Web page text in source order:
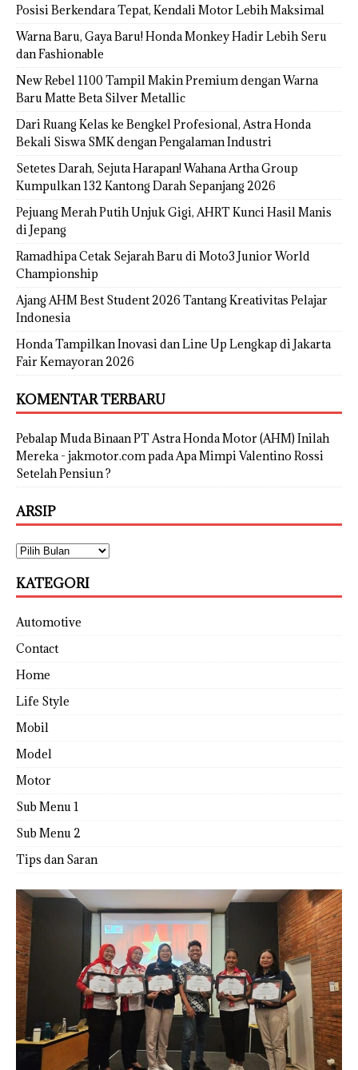
Posisi Berkendara Tepat, Kendali Motor Lebih Maksimal
Warna Baru, Gaya Baru! Honda Monkey Hadir Lebih Seru
dan Fashionable
New Rebel 1100 Tampil Makin Premium dengan Warna
Baru Matte Beta Silver Metallic
Dari Ruang Kelas ke Bengkel Profesional, Astra Honda
Bekali Siswa SMK dengan Pengalaman Industri
Setetes Darah, Sejuta Harapan! Wahana Artha Group
Kumpulkan 132 Kantong Darah Sepanjang 2026
Pejuang Merah Putih Unjuk Gigi, AHRT Kunci Hasil Manis
di Jepang
Ramadhipa Cetak Sejarah Baru di Moto3 Junior World
Championship
Ajang AHM Best Student 2026 Tantang Kreativitas Pelajar
Indonesia
Honda Tampilkan Inovasi dan Line Up Lengkap di Jakarta
Fair Kemayoran 2026
KOMENTAR TERBARU
Pebalap Muda Binaan PT Astra Honda Motor (AHM) Inilah
Mereka - jakmotor.compadaApa Mimpi Valentino Rossi
Setelah Pensiun ?
ARSIP
KATEGORI
Automotive
Contact
Home
Life Style
Mobil
Model
Motor
Sub Menu 1
Sub Menu 2
Tips dan Saran